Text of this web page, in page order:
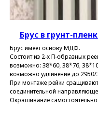
Брус в грунт-
Брус имеет основу МДФ.
Состоит из 2-х П-образных
возможно: 38*60, 38*76,
возможно удлинение до 2950/
При монтаже рейки
соединительной
Окрашивание